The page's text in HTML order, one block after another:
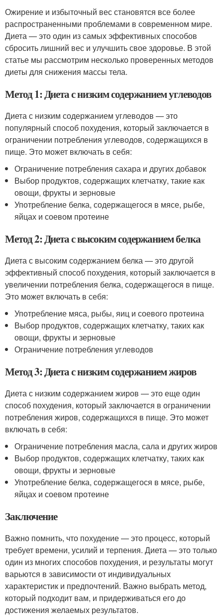
Ожирение и избыточный вес становятся все более
распространенными проблемами в современном мире.
Диета — это один из самых эффективных способов
сбросить лишний вес и улучшить свое здоровье. В этой
статье мы рассмотрим несколько проверенных методов
диеты для снижения массы тела.
Метод 1: Диета с низким содержанием углеводов
Диета с низким содержанием углеводов — это
популярный способ похудения, который заключается в
ограничении потребления углеводов, содержащихся в
пище. Это может включать в себя:
Ограничение потребления сахара и других добавок
Выбор продуктов, содержащих клетчатку, такие как
овощи, фрукты и зерновые
Употребление белка, содержащегося в мясе, рыбе,
яйцах и соевом протеине
Метод 2: Диета с высоким содержанием белка
Диета с высоким содержанием белка — это другой
эффективный способ похудения, который заключается в
увеличении потребления белка, содержащегося в пище.
Это может включать в себя:
Употребление мяса, рыбы, яиц и соевого протеина
Выбор продуктов, содержащих клетчатку, таких как
овощи, фрукты и зерновые
Ограничение потребления углеводов
Метод 3: Диета с низким содержанием жиров
Диета с низким содержанием жиров — это еще один
способ похудения, который заключается в ограничении
потребления жиров, содержащихся в пище. Это может
включать в себя:
Ограничение потребления масла, сала и других жиров
Выбор продуктов, содержащих клетчатку, таких как
овощи, фрукты и зерновые
Употребление белка, содержащегося в мясе, рыбе,
яйцах и соевом протеине
Заключение
Важно помнить, что похудение — это процесс, который
требует времени, усилий и терпения. Диета — это только
один из многих способов похудения, и результаты могут
варьются в зависимости от индивидуальных
характеристик и предпочтений. Важно выбрать метод,
который подходит вам, и придерживаться его до
достижения желаемых результатов.